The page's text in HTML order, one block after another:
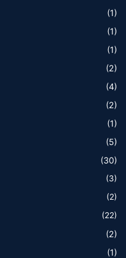
(1)
(1)
(1)
(2)
(4)
(2)
(1)
(5)
(30)
(3)
(2)
(22)
(2)
(1)